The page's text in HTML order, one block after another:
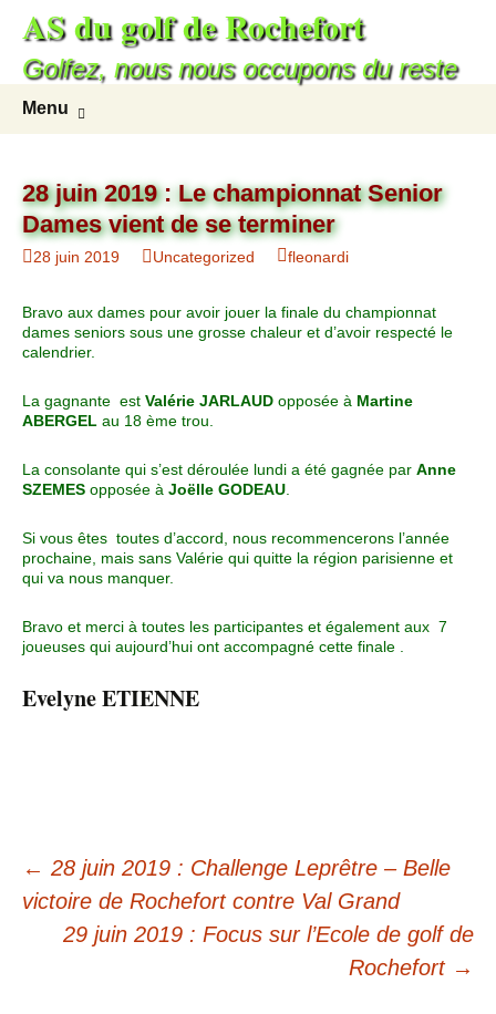
AS du golf de Rochefort
Golfez, nous nous occupons du reste
Menu
28 juin 2019 : Le championnat Senior
Dames vient de se terminer
28 juin 2019 Uncategorized fleonardi
Bravo aux dames pour avoir jouer la finale du championnat
dames seniors sous une grosse chaleur et d’avoir respecté le
calendrier.
La gagnante est Valérie JARLAUD opposée à Martine
ABERGEL au 18 ème trou.
La consolante qui s’est déroulée lundi a été gagnée par Anne
SZEMES opposée à Joëlle GODEAU
Si vous êtes toutes d’accord, nous recommencerons l’année
prochaine, mais sans Valérie qui quitte la région parisienne et
qui va nous manquer.
Bravo et merci à toutes les participantes et également aux 7
joueuses qui aujourd’hui ont accompagné cette finale .
Evelyne ETIENNE
← 28 juin 2019 : Challenge Leprêtre – Belle
victoire de Rochefort contre Val Grand
29 juin 2019 : Focus sur l’Ecole de golf de
Rochefort →